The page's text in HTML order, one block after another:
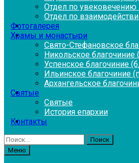
Отдел по
Отдел по
Фотогалерея
Храмы и монастыри
Свято-Стефановское
Никольское
Успенское благочиние
Ильинское благочиние
Архангельское
Святые
Святые
История епархии
Контакты
Найти:
Меню